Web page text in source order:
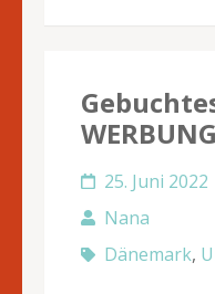
25. Juni 2022
Nana
Dänemark,